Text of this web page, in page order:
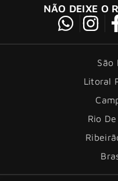
NÃO DEIXE O
São
Litoral
Rio